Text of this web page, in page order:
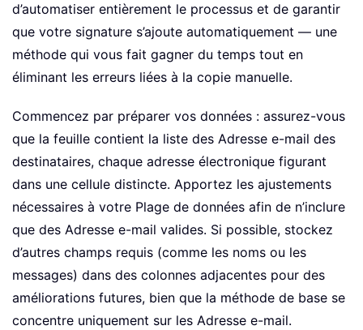
d’automatiser entièrement le processus et de garantir
que votre signature s’ajoute automatiquement — une
méthode qui vous fait gagner du temps tout en
éliminant les erreurs liées à la copie manuelle.
Commencez par préparer vos données : assurez-vous
que la feuille contient la liste des Adresse e-mail des
destinataires, chaque adresse électronique figurant
dans une cellule distincte. Apportez les ajustements
nécessaires à votre Plage de données afin de n’inclure
que des Adresse e-mail valides. Si possible, stockez
d’autres champs requis (comme les noms ou les
messages) dans des colonnes adjacentes pour des
améliorations futures, bien que la méthode de base se
concentre uniquement sur les Adresse e-mail.